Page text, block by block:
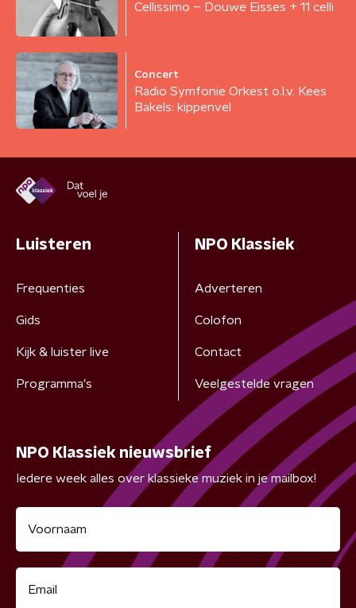
Cellissimo – Douwe Eisses + 11 celli
Concert
Radio Symfonie Orkest o.l.v. Kees
Bakels: kippenvel
Luisteren
Frequenties
Gids
Kijk & luister live
Programma's
NPO Klassiek
Adverteren
Colofon
Contact
Veelgestelde vragen
NPO Klassiek nieuwsbrief
Iedere week alles over klassieke muziek in je mailbox!